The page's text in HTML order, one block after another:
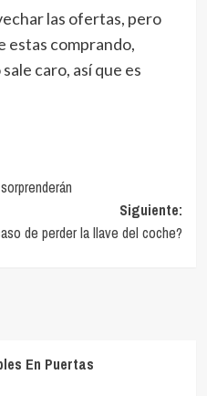
las ofertas, pero
estas comprando,
caro, así que es
Siguiente:
de perder la llave del coche?
En Puertas